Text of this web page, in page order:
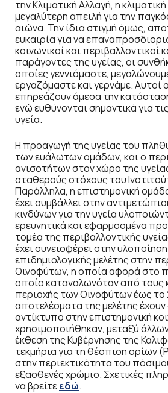
την Κλιματική Αλλαγή, η
μεγαλύτερη απειλή για την
αιώνα. Την ίδια στιγμή όμως,
ευκαιρία για να
κοινωνικοί και περιβαλλοντικοί
παράγοντες της υγείας, οι
οποίες γεννιόμαστε,
εργαζόμαστε και γερνάμε. Αυτοί
επηρεάζουν άμεσα την
ενώ ευθύνονται σημαντικά για
υγεία.
Η προαγωγή της υγείας του
των ευάλωτων ομάδων, και ο
ανισοτήτων στον χώρο της
σταθερούς στόχους του
Παράλληλα, η επιστημονική
έχει συμβάλλει στην
κινδύνων για την υγεία
ερευνητικά και εφαρμοσμένα
τομέα της περιβαλλοντικής
έχει συνεισφέρει στην
επιδημιολογικής μελέτης στην
Οινοφύτων, η οποία αφορά στο
οποίο καταναλωνόταν από τους
περιοχής των Οινοφύτων έως το
αποτελέσματα της μελέτης έχουν
αντίκτυπο στην επιστημονική
χρησιμοποιήθηκαν, μεταξύ
έκθεση της Κυβέρνησης της
τεκμήρια για τη θέσπιση ορίων
στην περιεκτικότητα του
εξασθενές χρώμιο. Σχετικές
να βρείτεεδώ.